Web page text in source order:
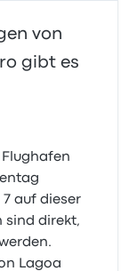
von
gibt es
auf dieser
sind direkt,
Lagoa